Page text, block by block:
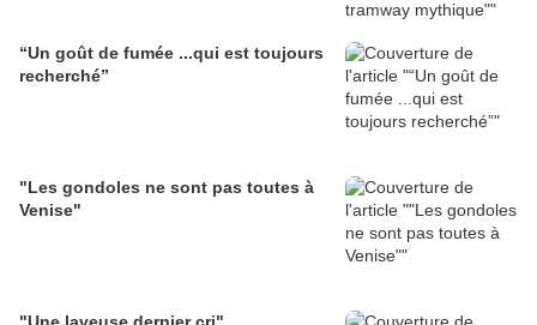
“Un goût de fumée ...qui est toujours
recherché”
"Les gondoles ne sont pas toutes à
Venise"